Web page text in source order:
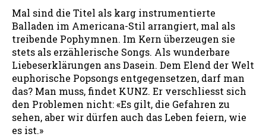
Mal sind die Titel als karg instrumentierte
Balladen im Americana-Stil arrangiert, mal als
treibende Pophymnen. Im Kern überzeugen sie
stets als erzählerische Songs. Als wunderbare
Liebeserklärungen ans Dasein. Dem Elend der Welt
euphorische Popsongs entgegensetzen, darf man
das? Man muss, findet KUNZ. Er verschliesst sich
den Problemen nicht: «Es gilt, die Gefahren zu
sehen, aber wir dürfen auch das Leben feiern, wie
es ist.»